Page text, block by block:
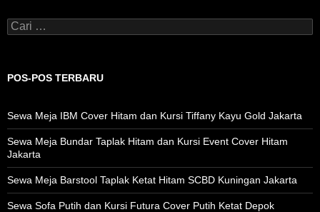
Cari
untuk:
POS-POS TERBARU
Sewa Meja IBM Cover Hitam dan Kursi Tiffany Kayu Gold Jakarta
Sewa Meja Bundar Taplak Hitam dan Kursi Event Cover Hitam
Jakarta
Sewa Meja Barstool Taplak Ketat Hitam SCBD Kuningan Jakarta
Sewa Sofa Putih dan Kursi Futura Cover Putih Ketat Depok